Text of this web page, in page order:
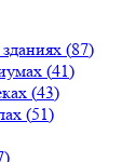
(87)
(41)
(43)
(51)
)